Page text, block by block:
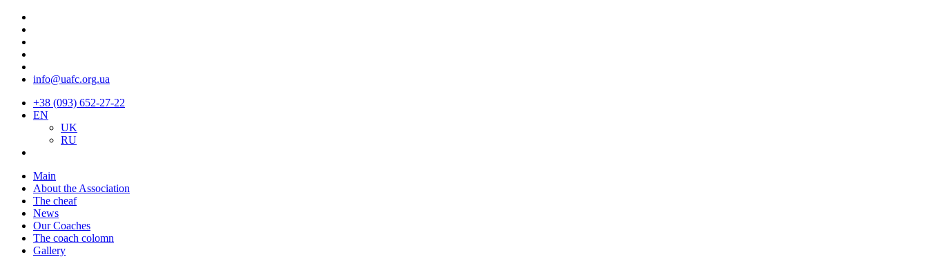
info@uafc.org.ua
+38 (093) 652-27-22
EN
UK
RU
Main
About the Association
The cheaf
News
Our Coaches
The coach colomn
Gallery